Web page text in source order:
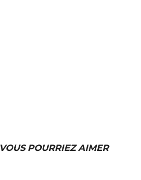
VOUS POURRIEZ AIMER